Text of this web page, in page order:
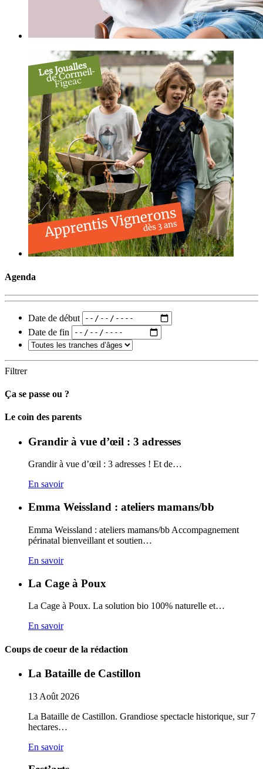
Agenda
Date de début
Date de fin
Filtrer
Ça se passe ou ?
Carto
Le coin des parents
Grandir à vue d’œil : 3 adresses
Grandir à vue d’œil : 3 adresses ! Et de…
En savoir
Emma Weissland : ateliers mamans/bb
Emma Weissland : ateliers mamans/bb Accompagnement
périnatal bienveillant et soutien…
En savoir
La Cage à Poux
La Cage à Poux. La solution bio 100% naturelle et…
En savoir
Coups de coeur de la rédaction
La Bataille de Castillon
13 Août 2026
La Bataille de Castillon. Grandiose spectacle historique, sur 7
hectares…
En savoir